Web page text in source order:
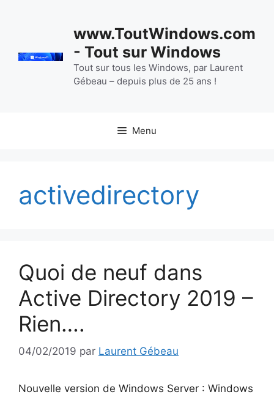
www.ToutWindows.com
- Tout sur Windows
Tout sur tous les Windows, par Laurent
Gébeau – depuis plus de 25 ans !
Menu
activedirectory
Quoi de neuf dans
Active Directory 2019 –
Rien….
04/02/2019 par Laurent Gébeau
Nouvelle version de Windows Server : Windows